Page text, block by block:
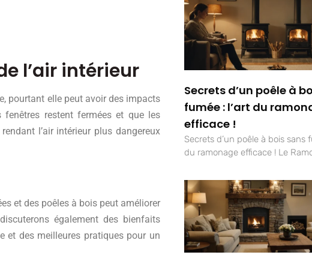
l’air intérieur
pourtant elle peut avoir des impacts
restent fermées et que les
l’air intérieur plus dangereux
et des poêles à bois peut améliorer
également des bienfaits
et des meilleures pratiques pour un
Secrets d’un poêle à
fumée : l’art du
efficace !
Secrets d’un poêle à bois sans
du ramonage efficace ! Le